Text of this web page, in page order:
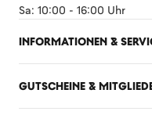
Sa: 10:00 - 16:00 Uhr
INFORMATIONEN &
GUTSCHEINE &